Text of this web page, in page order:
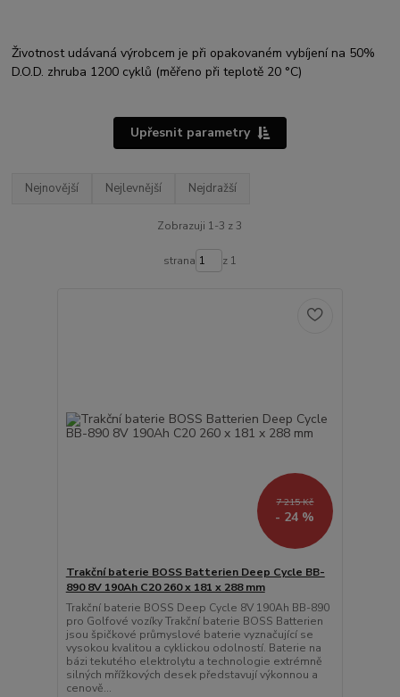
Životnost udávaná výrobcem je při opakovaném vybíjení na 50%
D.O.D. zhruba 1200 cyklů (měřeno při teplotě 20 °C)
Upřesnit parametry
Nejnovější Nejlevnější Nejdražší
Zobrazuji 1-3 z 3
strana z 1
7 215 Kč
- 24 %
Trakční baterie BOSS Batterien Deep Cycle BB-
890 8V 190Ah C20 260 x 181 x 288 mm
Trakční baterie BOSS Deep Cycle 8V 190Ah BB-890
pro Golfové vozíky Trakční baterie BOSS Batterien
jsou špičkové průmyslové baterie vyznačující se
vysokou kvalitou a cyklickou odolností. Baterie na
bázi tekutého elektrolytu a technologie extrémně
silných mřížkových desek představují výkonnou a
cenově...